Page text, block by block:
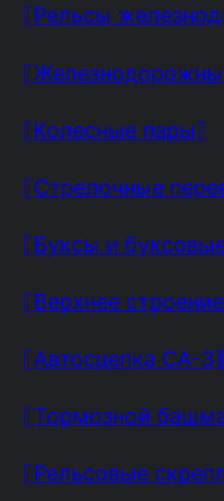
⟦Рельсы
⟦Колесные пары⟧
⟦Стрелочные
⟦Буксы и
⟦Верхнее
⟦Автосцепка СА-3⟧
⟦Тормозной
⟦Рельсовые